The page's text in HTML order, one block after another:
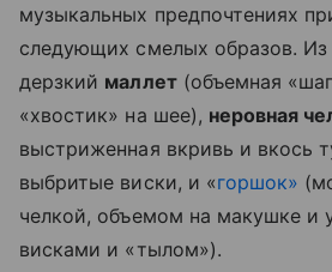
музыкальных предпочтениях
следующих смелых образов. Из
дерзкий маллет(объемная
«хвостик» на шее), неровная
выстриженная вкривь и вкось
выбритые виски, и «горшок»
челкой, объемом на макушке и
висками и «тылом»).